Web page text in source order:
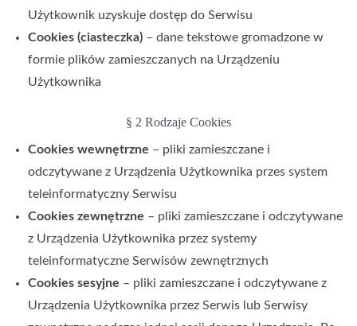
Użytkownik uzyskuje dostęp do Serwisu
Cookies (ciasteczka) – dane tekstowe gromadzone w
formie plików zamieszczanych na Urządzeniu
Użytkownika
§ 2 Rodzaje Cookies
Cookies wewnętrzne – pliki zamieszczane i
odczytywane z Urządzenia Użytkownika przes system
teleinformatyczny Serwisu
Cookies zewnętrzne – pliki zamieszczane i odczytywane
z Urządzenia Użytkownika przez systemy
teleinformatyczne Serwisów zewnętrznych
Cookies sesyjne – pliki zamieszczane i odczytywane z
Urządzenia Użytkownika przez Serwis lub Serwisy